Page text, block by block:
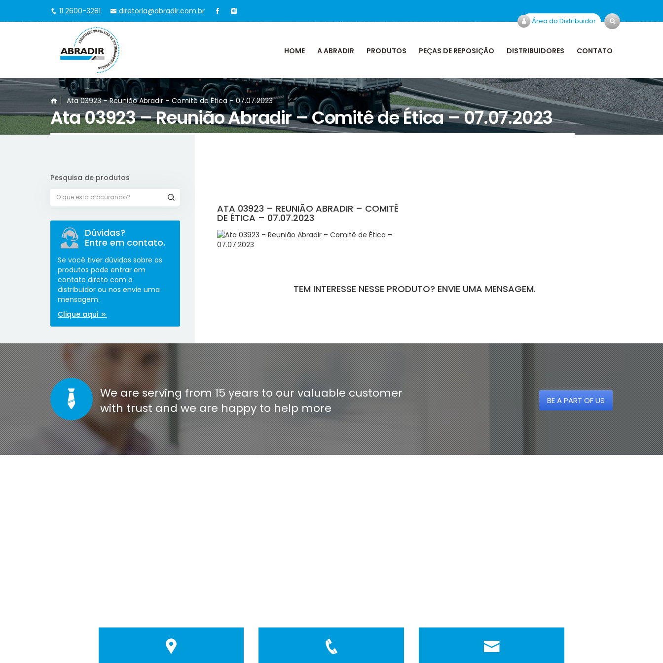
11 2600-3281 diretoria@abradir.com.br
Área do Distribuidor
HOME A ABRADIR PRODUTOS PEÇAS DE REPOSIÇÃO DISTRIBUIDORES CONTATO
Ata 03923 – Reunião Abradir – Comitê de Ética – 07.07.2023
Ata 03923 – Reunião Abradir – Comitê de Ética – 07.07.2023
ATA 03923 – REUNIÃO ABRADIR – COMITÊ
DE ÉTICA – 07.07.2023
TEM INTERESSE NESSE PRODUTO? ENVIE UMA MENSAGEM.
Pesquisa de produtos
Dúvidas?
Entre em contato.
Se você tiver dúvidas sobre os
produtos pode entrar em
contato direto com o
distribuidor ou nos envie uma
mensagem.
Clique aqui
We are serving from 15 years to our valuable customer
with trust and we are happy to help more
BE A PART OF US